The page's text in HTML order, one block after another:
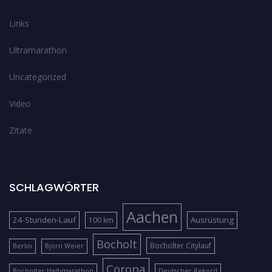
Links
Ultramarathon
Uncategorized
Video
Zitate
SCHLAGWÖRTER
24-Stunden-Lauf 100 km Aachen Ausrüstung
Berlin Björn Weier Bocholt Bocholter Citylauf
Corona